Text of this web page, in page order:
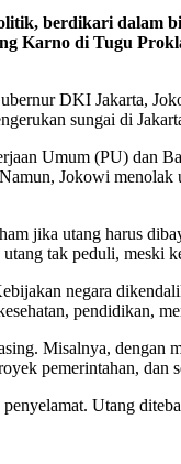
berdikari dalam
Karno di Tugu
DKI Jakarta,
sungai di
Umum (PU) dan
Jokowi
jika utang harus
tak peduli, meski
negara
pendidikan,
Misalnya,
pemerintahan, dan
Utang